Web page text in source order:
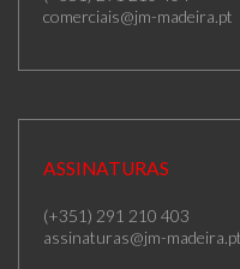
comerciais@jm-madeira.pt
ASSINATURAS
(+351) 291 210 403
assinaturas@jm-madeira.pt